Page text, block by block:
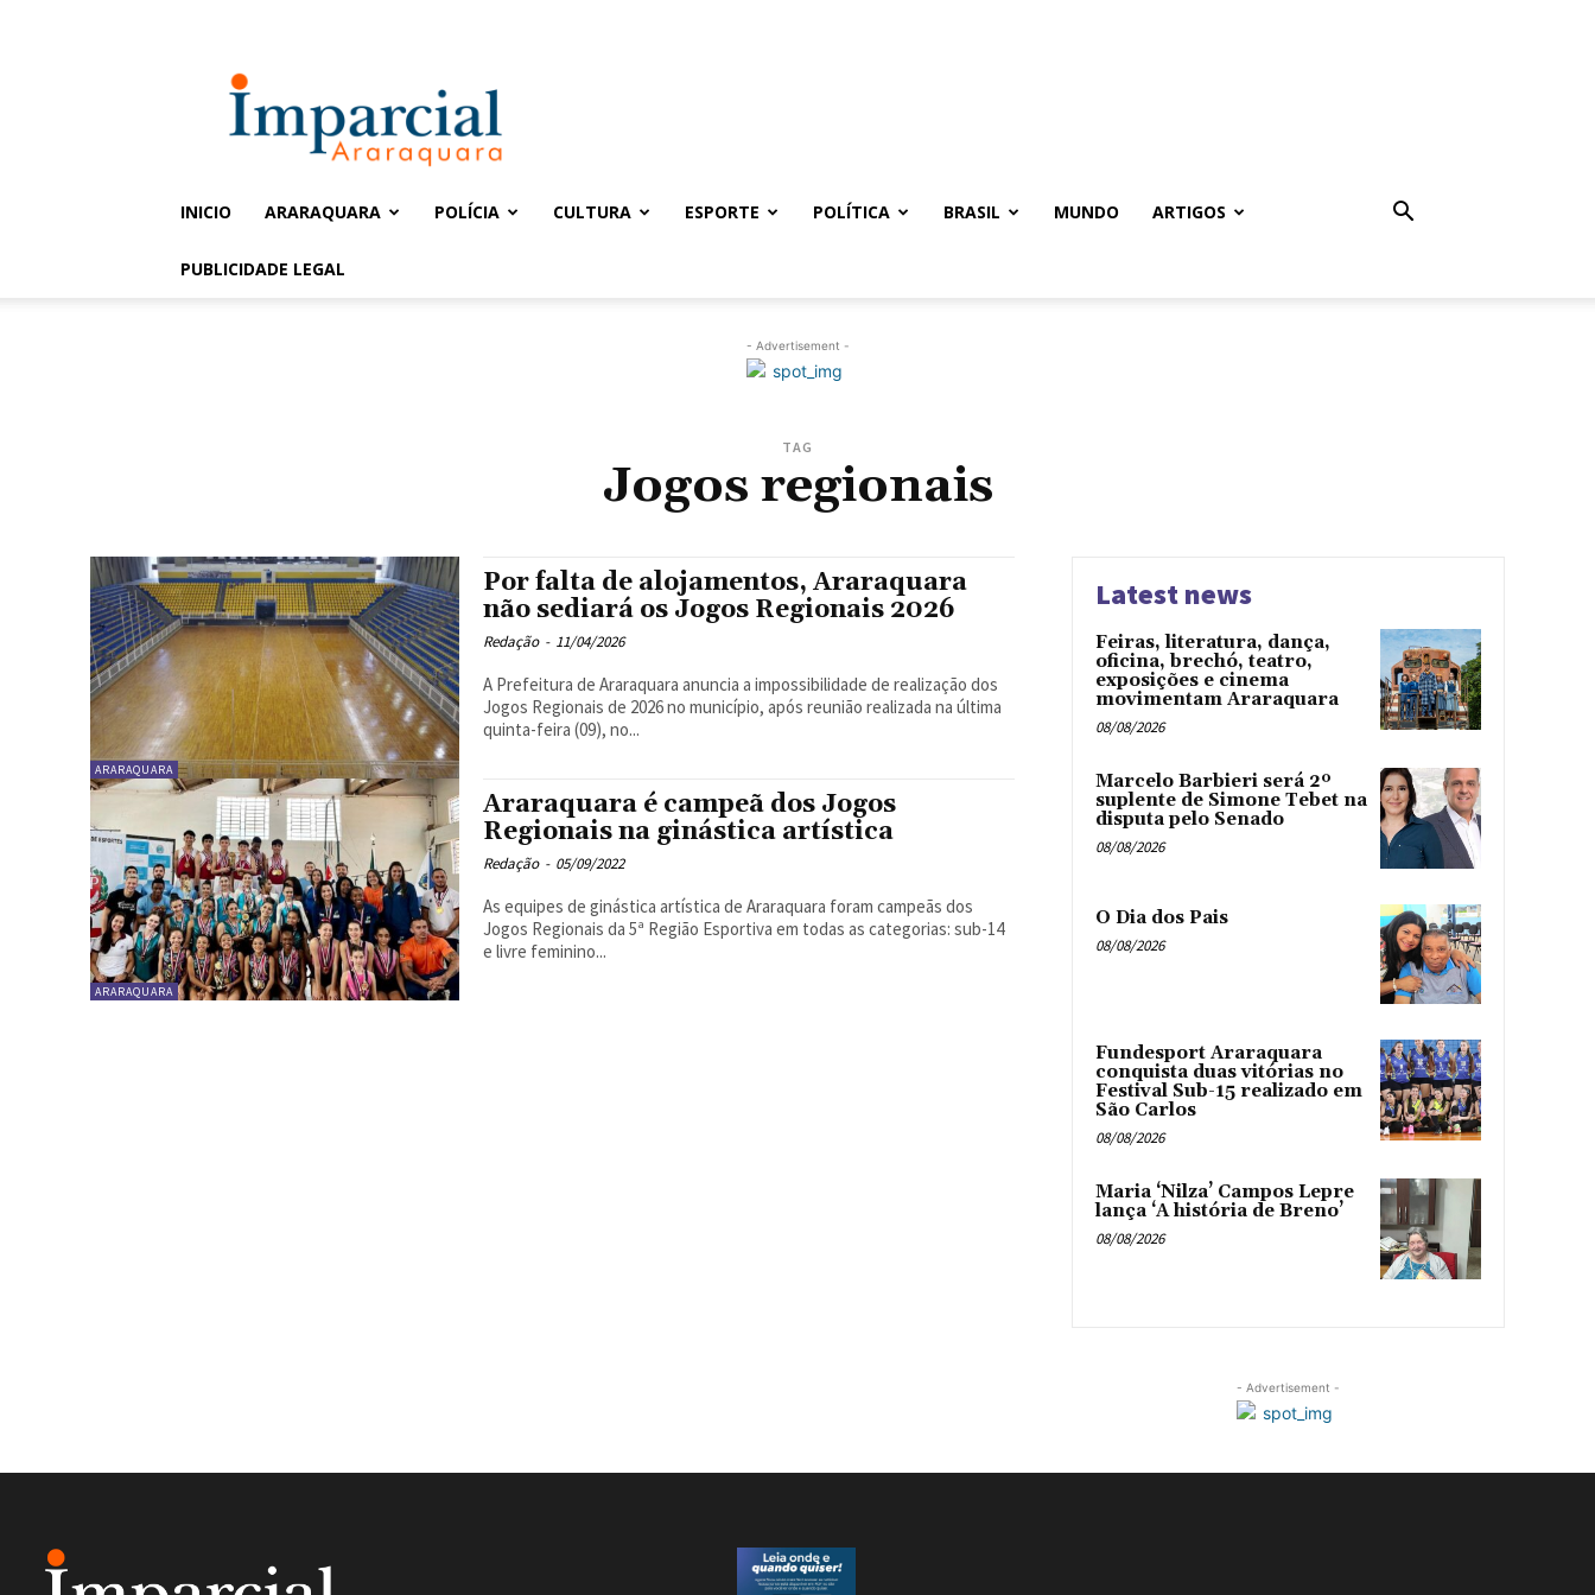
Imparcial
INICIO ARARAQUARA POLÍCIA CULTURA ESPORTE POLÍTICA BRASIL MUNDO ARTIGOS
PUBLICIDADE LEGAL
- Advertisement -
TAG
Jogos regionais
ARARAQUARA
Por falta de alojamentos, Araraquara
não sediará os Jogos Regionais 2026
Redação - 11/04/2026
A Prefeitura de Araraquara anuncia a impossibilidade de realização dos
Jogos Regionais de 2026 no município, após reunião realizada na última
quinta-feira (09), no...
ARARAQUARA
Araraquara é campeã dos Jogos
Regionais na ginástica artística
Redação - 05/09/2022
As equipes de ginástica artística de Araraquara foram campeãs dos
Jogos Regionais da 5ª Região Esportiva em todas as categorias: sub-14
e livre feminino...
Latest news
Feiras, literatura, dança,
oficina, brechó, teatro,
exposições e cinema
movimentam Araraquara
08/08/2026
Marcelo Barbieri será 2º
suplente de Simone Tebet na
disputa pelo Senado
08/08/2026
O Dia dos Pais
08/08/2026
Fundesport Araraquara
conquista duas vitórias no
Festival Sub-15 realizado em
São Carlos
08/08/2026
Maria ‘Nilza’ Campos Lepre
lança ‘A história de Breno’
08/08/2026
- Advertisement -